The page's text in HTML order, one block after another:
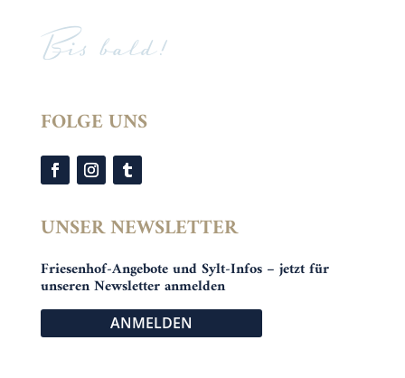
Bis bald!
FOLGE UNS
UNSER NEWSLETTER
Friesenhof-Angebote und Sylt-Infos – jetzt für
unseren Newsletter anmelden
ANMELDEN